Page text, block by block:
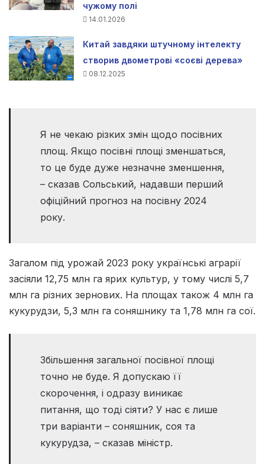
чужому полі
14.01.2026
Китай завдяки штучному інтелекту
створив двометрові «соєві дерева»
08.12.2025
Я не чекаю різких змін щодо посівних
площ. Якщо посівні площі зменшаться,
то це буде дуже незначне зменшення,
– сказав Сольський, надавши перший
офіційний прогноз на посівну 2024
року.
Загалом під урожай 2023 року українські аграрії
засіяли 12,75 млн га ярих культур, у тому числі 5,7
млн га різних зернових. На площах також 4 млн га
кукурудзи, 5,3 млн га соняшнику та 1,78 млн га сої.
Збільшення загальної посівної площі
точно не буде. Я допускаю її
скорочення, і одразу виникає
питання, що тоді сіяти? У нас є лише
три варіанти – соняшник, соя та
кукурудза, – сказав міністр.